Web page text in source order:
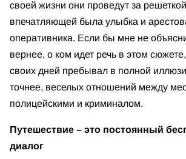
своей жизни они проведут за
впечатляющей была улыбка и
оперативника. Если бы мне не
вернее, о ком идет речь в этом
своих дней пребывал в полной
точнее, веселых отношений между
полицейскими и криминалом.
Путешествие – это постоянный
диалог